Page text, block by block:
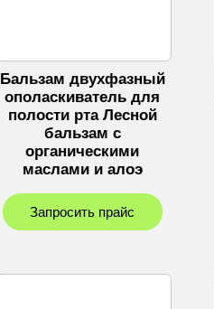
Бальзам двухфазный
ополаскиватель для
полости рта Лесной
бальзам с
органическими
маслами и алоэ
Запросить прайс